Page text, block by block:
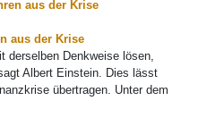
aus der Krise
derselben Denkweise lösen,
Albert Einstein. Dies lässt
übertragen. Unter dem